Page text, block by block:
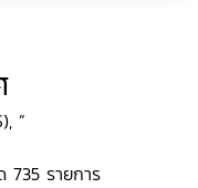
”
735 รายการ